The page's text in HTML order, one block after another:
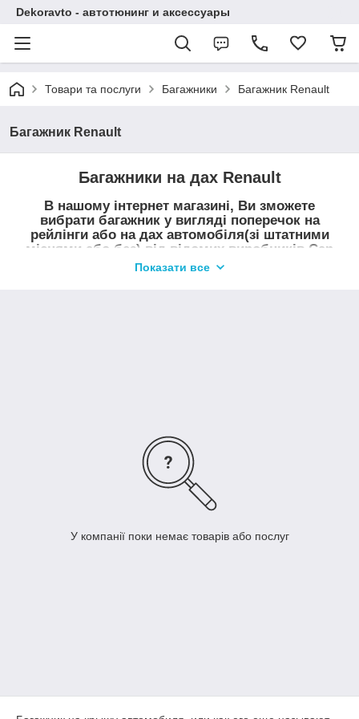
Dekoravto - автотюнинг и аксессуары
Товари та послуги Багажники Багажник Renault
Багажник Renault
Багажники на дах Renault
В нашому інтернет магазині, Ви зможете
вибрати багажник у вигляді поперечок на
рейлінги або на дах автомобіля(зі штатними
місцями або без) від відомих виробників Can
Otomotiv, Erkul, DesnaAvto.
Показати все
У компанії поки немає товарів або послуг